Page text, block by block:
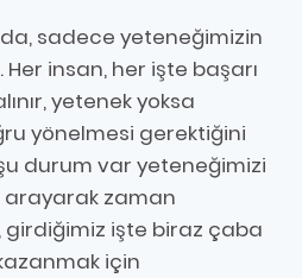
sadece yeteneğimizin
Her insan, her işte başarı
yetenek yoksa
yönelmesi gerektiğini
durum var yeteneğimizi
zaman
girdiğimiz işte biraz çaba
için